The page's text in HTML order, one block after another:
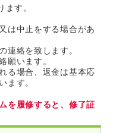
日程④ 日程⑤ 日程⑥
す。
は中止をする場合があ
連絡を致します。
願います。
る場合、返金は基本応
ます。
を履修すると、修了証